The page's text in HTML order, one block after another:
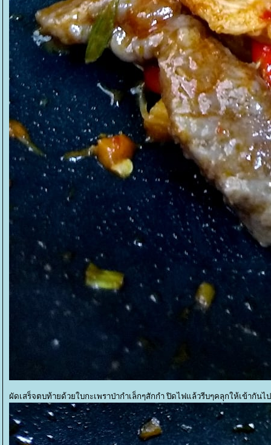
ผัดเสร็จตบท้ายด้วยใบกะเพราป่ากำเล็กๆสักกำ ปิดไฟแล้วรีบๆคลุกให้เข้ากัน